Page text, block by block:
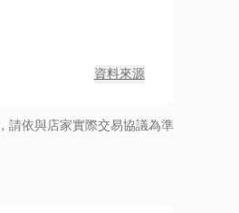
資料來源
請依與店家實際交易協議為準